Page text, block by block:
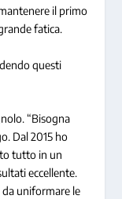
il primo
fatica.
questi
“Bisogna
Dal 2015 ho
tutto in un
eccellente.
da uniformare le